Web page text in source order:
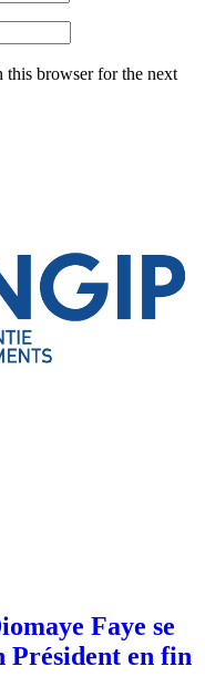
this browser for the next
Faye se
Président en fin